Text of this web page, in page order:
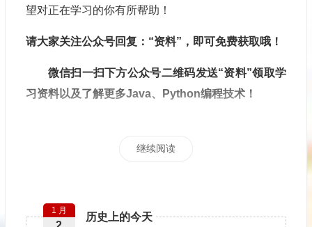
望对正在学习的你有所帮助！
请大家关注公众号回复：“资料”，即可免费获取哦！
微信扫一扫下方公众号二维码发送“资料”领取学
习资料以及了解更多Java、Python编程技术！
继续阅读
历史上的今天
1 月